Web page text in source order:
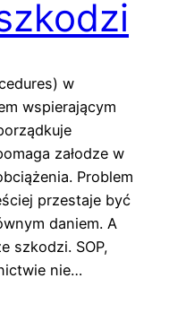
w
wspierającym
załodze w
Problem
przestaje być
daniem. A
szkodzi. SOP,
nie…